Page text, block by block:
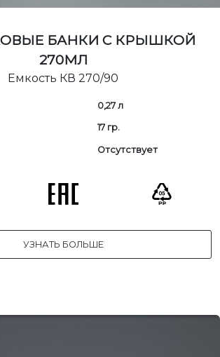
БАНКИ С КРЫШКОЙ
270МЛ
Емкость КВ 270/90
0,27 л
17 гр.
Отсутствует
УЗНАТЬ БОЛЬШЕ